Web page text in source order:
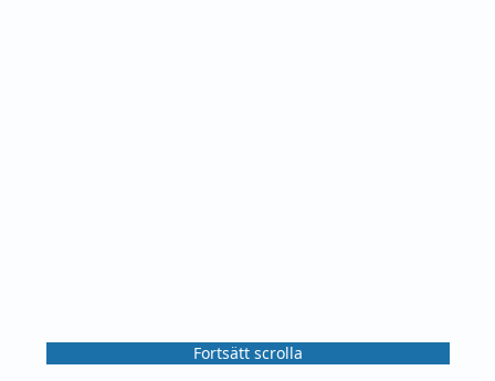
Fortsätt scrolla